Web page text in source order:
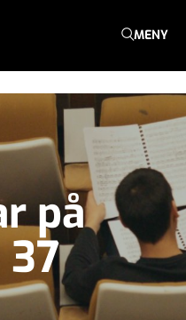
MENY
på
37